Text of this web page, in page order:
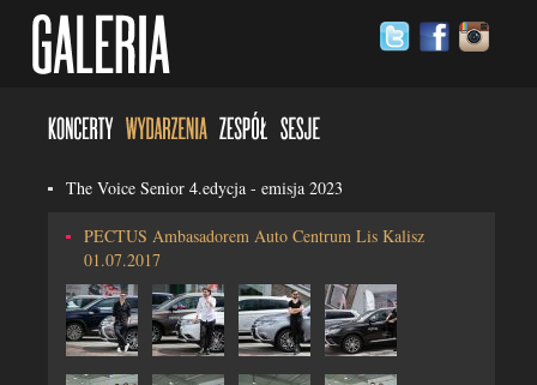
The Voice Senior 4.edycja - emisja 2023
PECTUS Ambasadorem Auto Centrum Lis Kalisz
01.07.2017